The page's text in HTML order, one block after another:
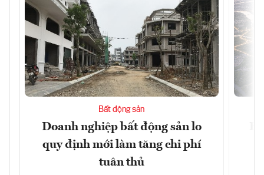
Bất động sản
Doanh nghiệp bất động sản lo
quy định mới làm tăng chi phí
tuân thủ